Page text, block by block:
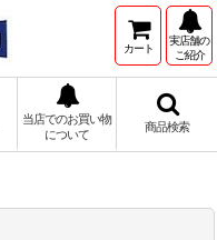
カート
実店舗の
ご紹介
当店でのお買い物
について
商品検索